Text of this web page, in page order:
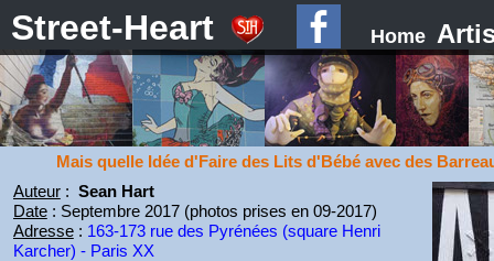
Street-Heart Home
Mais quelle Idée d'Faire des Lits d'Bébé avec des
Auteur: Sean Hart
Date: Septembre 2017 (photos prises en 09-2017)
Adresse: 163-173 rue des Pyrénées (square Henri
Karcher) - Paris XX